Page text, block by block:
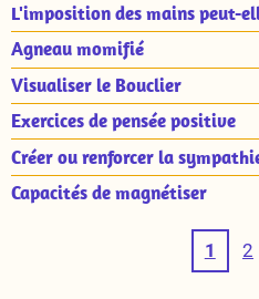
L'imposition des mains peut-
Agneau momifié
Visualiser le Bouclier
Exercices de pensée positive
Créer ou renforcer la
Capacités de magnétiser
1 2